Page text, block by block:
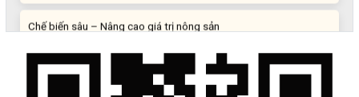
Chế biến sâu – Nâng cao giá trị nông sản
“Đi tắt, đón đầu” các công nghệ mới, công nghệ tương lai
Quảng bá hình ảnh Đắk Lắk đến bạn bè trong nước và quốc tế